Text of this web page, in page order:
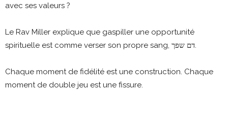
avec ses valeurs ?
Le Rav Miller explique que gaspiller une opportunité
Chaque moment de fidélité est une construction. Chaque
moment de double jeu est une fissure.